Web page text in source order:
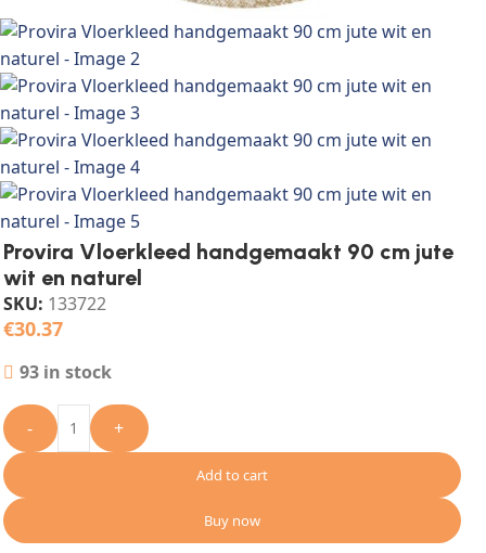
Provira Vloerkleed handgemaakt 90 cm jute
wit en naturel
SKU: 133722
€30.37
93 in stock
- +
Add to cart
Buy now